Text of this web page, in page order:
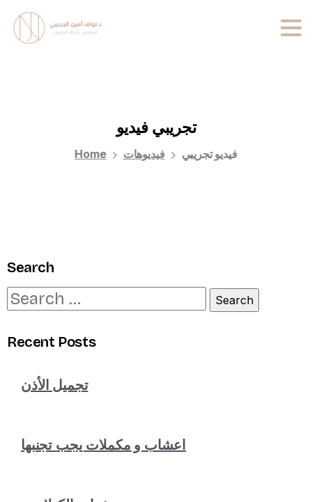
فيديو تجريبي
Home فيديوهات فيديو تجريبي
Search
Recent Posts
تجميل الأذن
اعشاب و مكملات يجب تجنبها